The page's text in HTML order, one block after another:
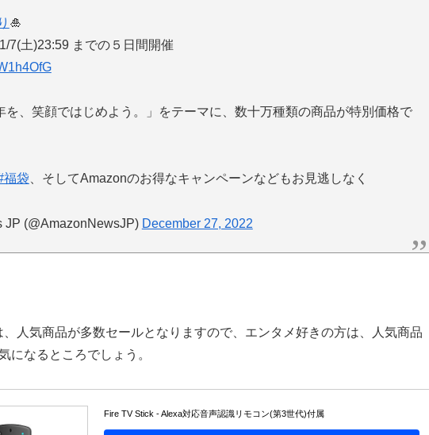
🎍
7(土)23:59 までの５日間開催
を、笑顔ではじめよう。」をテーマに、数十万種類の商品が特別価格で
福袋 、そしてAmazonのお得なキャンペーンなどもお見逃しなく
(@AmazonNewsJP) December 27, 2022
人気商品が多数セールとなりますので、エンタメ好きの方は、人気商品
になるところでしょう。
Fire TV Stick - Alexa対応音声認識リモコン(第3世代)付属